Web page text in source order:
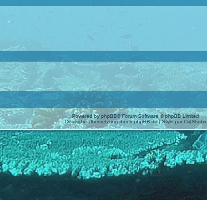
Powered by phpBB® Forum Software © phpBB Limited
Deutsche Übersetzung durchphpBB.de| Style par Cri|Studio